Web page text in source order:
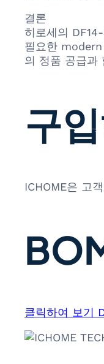
결론
히로세의
필요한
의 정품 공급과
구
ICHOME은 고
클릭하여 보기